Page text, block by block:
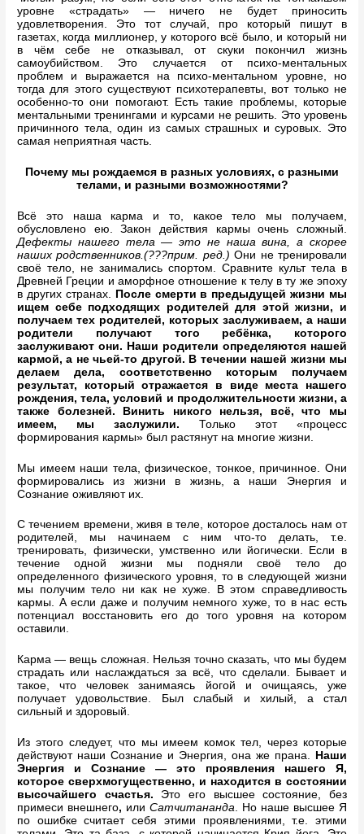
уровне «страдать» — ничего не будет приносить
удовлетворения. Это тот случай, про который пишут в
газетах, когда миллионер, у которого всё было, и который ни
в чём себе не отказывал, от скуки покончил жизнь
самоубийством. Это случается от психо-ментальных
проблем и выражается на психо-ментальном уровне, но
тогда для этого существуют психотерапевты, вот только не
особенно-то они помогают. Есть такие проблемы, которые
ментальными тренингами и курсами не решить. Это уровень
причинного тела, один из самых страшных и суровых. Это
самая неприятная часть.
Почему мы рождаемся в разных условиях, с разными
телами, и разными возможностями?
Всё это наша карма и то, какое тело мы получаем,
обусловлено ею. Закон действия кармы очень сложный.
Дефекты нашего тела — это не наша вина, а скорее
наших родственников.(???прим. ред.) Они не тренировали
своё тело, не занимались спортом. Сравните культ тела в
Древней Греции и аморфное отношение к телу в ту же эпоху
в других странах. После смерти в предыдущей жизни мы
ищем себе подходящих родителей для этой жизни, и
получаем тех родителей, которых заслуживаем, а наши
родители получают того ребёнка, которого
заслуживают они. Наши родители определяются нашей
кармой, а не чьей-то другой. В течении нашей жизни мы
делаем дела, соответственно которым получаем
результат, который отражается в виде места нашего
рождения, тела, условий и продолжительности жизни, а
также болезней.
Винить никого нельзя, всё, что мы
имеем, мы заслужили. Только этот «процесс
формирования кармы» был растянут на многие жизни.
Мы имеем наши тела, физическое, тонкое, причинное. Они
формировались из жизни в жизнь, а наши Энергия и
Сознание оживляют их.
С течением времени, живя в теле, которое досталось нам от
родителей, мы начинаем с ним что-то делать, т.е.
тренировать, физически, умственно или йогически. Если в
течение одной жизни мы подняли своё тело до
определенного физического уровня, то в следующей жизни
мы получим тело ни как не хуже. В этом справедливость
кармы. А если даже и получим немного хуже, то в нас есть
потенциал восстановить его до того уровня на котором
оставили.
Карма — вещь сложная. Нельзя точно сказать, что мы будем
страдать или наслаждаться за всё, что сделали. Бывает и
такое, что человек занимаясь йогой и очищаясь, уже
получает удовольствие. Был слабый и хилый, а стал
сильный и здоровый.
Из этого следует, что мы имеем комок тел, через которые
действуют наши Сознание и Энергия, она же прана.
Наши
Энергия и Сознание — это проявления нашего Я,
которое сверхмогущественно, и находится в состоянии
высочайшего счастья. Это его высшее состояние, без
примеси внешнего, илиСатчитананда. Но наше высшее Я
по ошибке считает себя этими проявлениями, т.е. этими